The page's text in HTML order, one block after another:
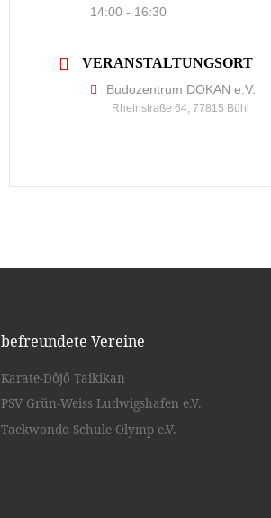
14:00 - 16:30
VERANSTALTUNGSORT
Budozentrum DOKAN e.V.
Rheinstraße 64, 77815 Bühl
befreundete Vereine
Karate-Dôjô Taikikan
PSV Grün-Weiss Ludwigshafen e.V.
Taekwondo Schule Olymp e.V.